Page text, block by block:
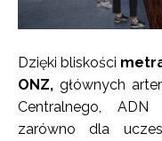
Dzięki bliskości
ONZ, głównych
Centralnego,
zarówno dla